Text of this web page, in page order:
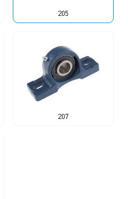
205
207